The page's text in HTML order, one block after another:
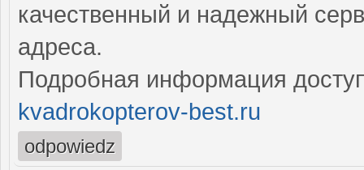
качественный и надежный
адреса.
Подробная информация
kvadrokopterov-best.ru
odpowiedz